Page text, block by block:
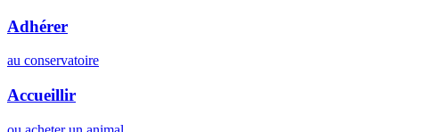
Adhérer
au conservatoire
Accueillir